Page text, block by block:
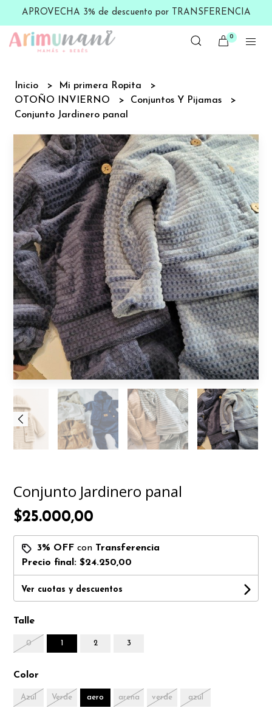
APROVECHA 3% de descuento por TRANSFERENCIA
0
Inicio
Mi primera Ropita
OTOÑO INVIERNO
Conjuntos Y Pijamas
Conjunto Jardinero panal
Conjunto Jardinero panal
$25.000,00
3% OFF con Transferencia
Precio final:$24.250,00
Ver cuotas y descuentos
Talle
0 1 2 3
Color
Azul Verde aero arena verde azul